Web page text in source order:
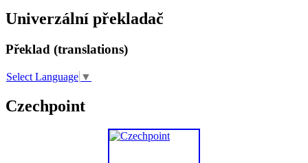
Univerzální překladač
Překlad (translations)
Select Language ▼
Czechpoint